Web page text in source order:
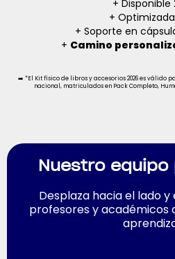
+ Disponible
+ Optimizada
+ Soporte en
+ Camino
➡️ *El Kit físico de libros y accesorios 2026 es válido
nacional, matriculados en Pack Completo,
Nuestro equipo
Desplaza hacia el lado y
profesores y académicos